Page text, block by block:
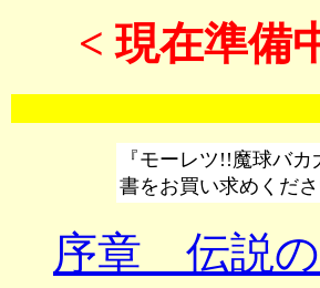
< 現在準備
『モーレツ!!魔球バ
書をお買い求めくださ
序章 伝説